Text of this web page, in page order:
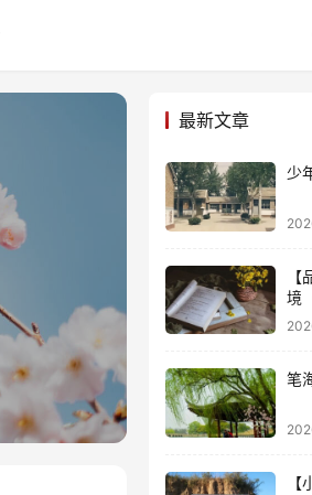
最新文章
少
境
笔